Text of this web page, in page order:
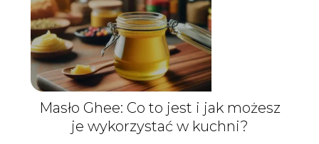
Masło Ghee: Co to jest i jak możesz
je wykorzystać w kuchni?